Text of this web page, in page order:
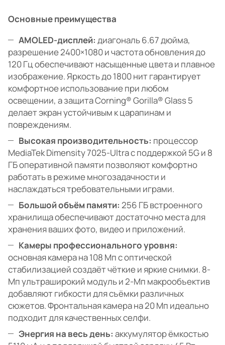
Основные преимущества
AMOLED-дисплей: диагональ 6.67 дюйма,
разрешение 2400×1080 и частота обновления до
120 Гц обеспечивают насыщенные цвета и плавное
изображение. Яркость до 1800 нит гарантирует
комфортное использование при любом
освещении, а защита Corning® Gorilla® Glass 5
делает экран устойчивым к царапинам и
повреждениям.
Высокая производительность: процессор
MediaTek Dimensity 7025-Ultra с поддержкой 5G и 8
ГБ оперативной памяти позволяют комфортно
работать в режиме многозадачности и
наслаждаться требовательными играми.
Большой объём памяти: 256 ГБ встроенного
хранилища обеспечивают достаточно места для
хранения ваших фото, видео и приложений.
Камеры профессионального уровня:
основная камера на 108 Мп с оптической
стабилизацией создаёт чёткие и яркие снимки. 8-
Мп ультраширокий модуль и 2-Мп макрообъектив
добавляют гибкости для съёмки различных
сюжетов. Фронтальная камера на 20 Мп идеально
подходит для качественных селфи.
Энергия на весь день: аккумулятор ёмкостью